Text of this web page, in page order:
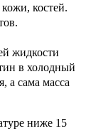
костей.
жидкости
в холодный
а сама масса
ниже 15